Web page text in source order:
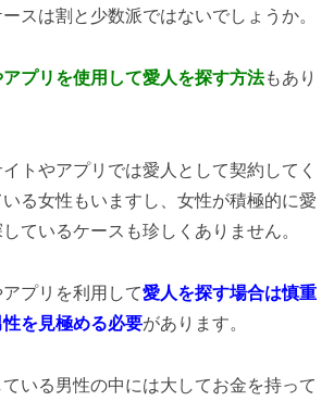
スは割と少数派ではないでしょうか。
プリを使用して愛人を探す方法もあり
トやアプリでは愛人として契約してく
る女性もいますし、女性が積極的に愛
ているケースも珍しくありません。
プリを利用して愛人を探す場合は慎重
を見極める必要があります。
いる男性の中には大してお金を持って